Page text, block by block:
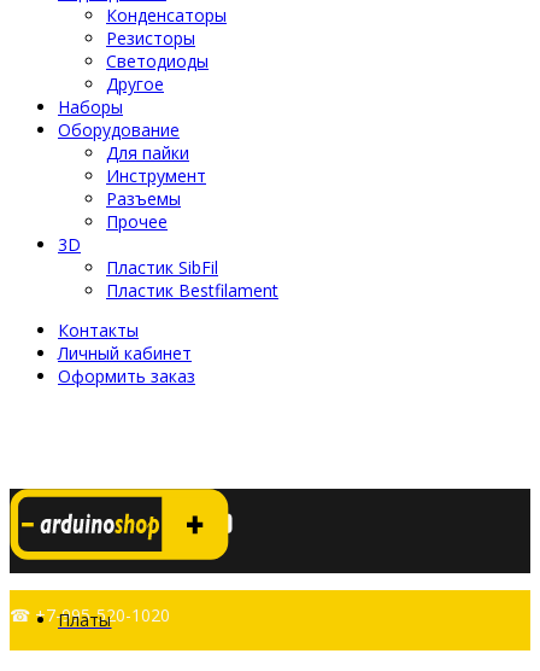
Конденсаторы
Резисторы
Светодиоды
Другое
Наборы
Оборудование
Для пайки
Инструмент
Разъемы
Прочее
3D
Пластик SibFil
Пластик Bestfilament
Контакты
Личный кабинет
Оформить заказ
☎ +7-995-520-1020
Платы